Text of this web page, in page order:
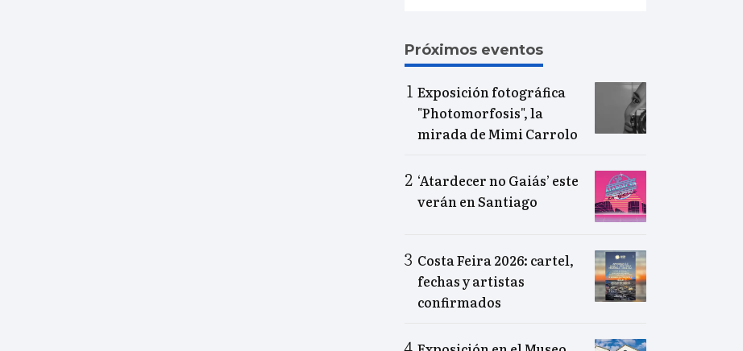
Próximos eventos
Exposición fotográfica
"Photomorfosis", la
mirada de Mimi Carrolo
‘Atardecer no Gaiás’ este
verán en Santiago
Costa Feira 2026: cartel,
fechas y artistas
confirmados